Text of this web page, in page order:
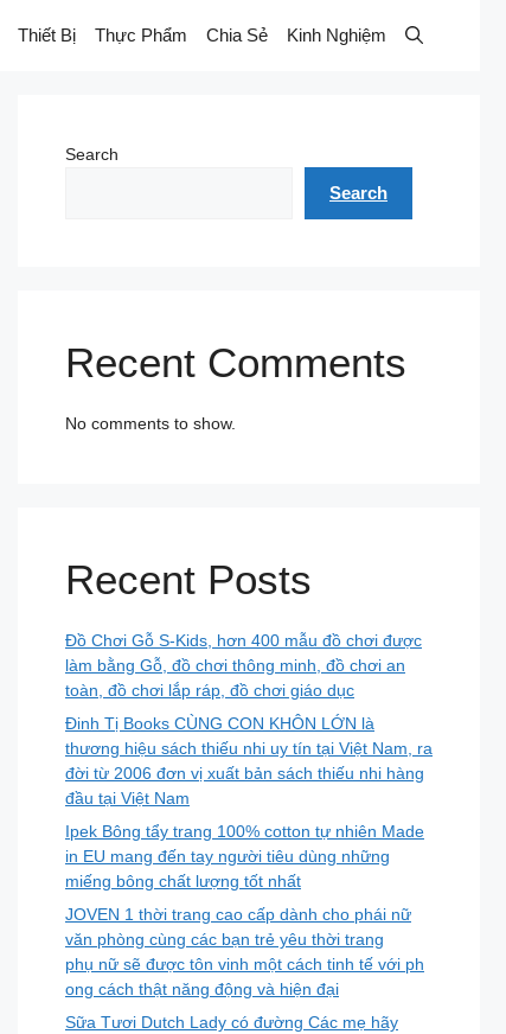
Thiết Bị Thực Phẩm Chia Sẻ Kinh Nghiệm
Search
Search
Recent Comments
No comments to show.
Recent Posts
Đồ Chơi Gỗ S-Kids, hơn 400 mẫu đồ chơi được
làm bằng Gỗ, đồ chơi thông minh, đồ chơi an
toàn, đồ chơi lắp ráp, đồ chơi giáo dục
Đinh Tị Books CÙNG CON KHÔN LỚN là
thương hiệu sách thiếu nhi uy tín tại Việt Nam, ra
đời từ 2006 đơn vị xuất bản sách thiếu nhi hàng
đầu tại Việt Nam
Ipek Bông tẩy trang 100% cotton tự nhiên Made
in EU mang đến tay người tiêu dùng những
miếng bông chất lượng tốt nhất
JOVEN 1 thời trang cao cấp dành cho phái nữ
văn phòng cùng các bạn trẻ yêu thời trang
phụ nữ sẽ được tôn vinh một cách tinh tế với ph
ong cách thật năng động và hiện đại
Sữa Tươi Dutch Lady có đường Các mẹ hãy